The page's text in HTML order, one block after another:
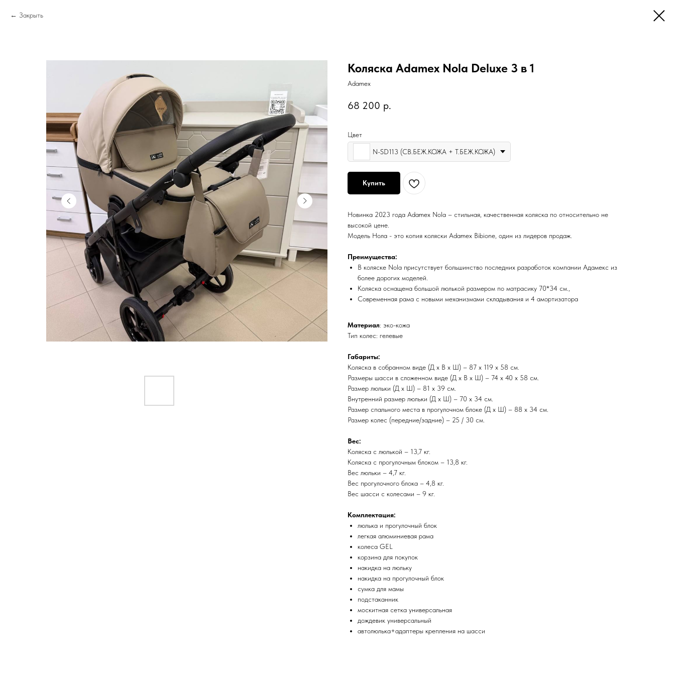
Закрыть
Коляска Adamex Nola Deluxe 3 в 1
Adamex
68 200 р.
Цвет
N-SD113 (СВ.БЕЖ.КОЖА + Т.БЕЖ.КОЖА)
Купить
Новинка 2023 года Adamex Nola – стильная, качественная коляска по относительно не
высокой цене.
Модель Нола - это копия коляски Adamex Bibione, один из лидеров продаж.
Преимущества:
В коляске Nola присутствует большинство последних разработок компании Адамекс из
более дорогих моделей.
Коляска оснащена большой люлькой размером по матрасику 70*34 см.,
Современная рама с новыми механизмами складывания и 4 амортизатора
Материал: эко-кожа
Тип колес: гелевые
Габариты:
Коляска в собранном виде (Д х В х Ш) – 87 х 119 х 58 см.
Размеры шасси в сложенном виде (Д х В х Ш) – 74 х 40 х 58 см.
Размер люльки (Д х Ш) – 81 х 39 см.
Внутренний размер люльки (Д х Ш) – 70 х 34 см.
Размер спального места в прогулочном блоке (Д х Ш) – 88 х 34 см.
Размер колес (передние/задние) – 25 / 30 см.
Вес:
Коляска с люлькой – 13,7 кг.
Коляска с прогулочным блоком – 13,8 кг.
Вес люльки – 4,7 кг.
Вес прогулочного блока – 4,8 кг.
Вес шасси с колесами – 9 кг.
Комплектация:
люлька и прогулочный блок
легкая алюминиевая рама
колеса GEL
корзина для покупок
накидка на люльку
накидка на прогулочный блок
сумка для мамы
подстаканник
москитная сетка универсальная
дождевик универсальный
автолюлька+адаптеры крепления на шасси